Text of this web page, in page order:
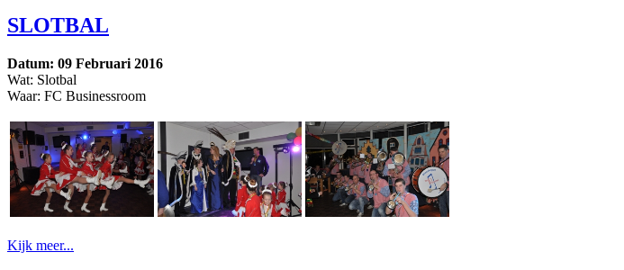
SLOTBAL
Datum: 09 Februari 2016
Wat: Slotbal
Waar: FC Businessroom
Kijk meer...